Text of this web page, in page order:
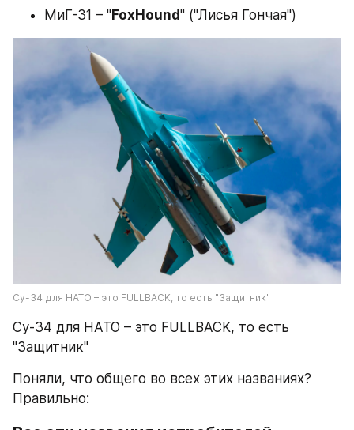
МиГ-31 – "FoxHound" ("Лисья Гончая")
Су-34 для НАТО – это FULLBACK, то есть "Защитник"
Су-34 для НАТО – это FULLBACK, то есть
"Защитник"
Поняли, что общего во всех этих названиях?
Правильно: